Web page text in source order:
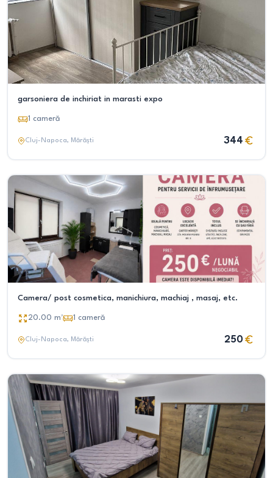
garsoniera de inchiriat in marasti expo
1 cameră
Cluj-Napoca, Mărăști 344
Camera/ post cosmetica, manichiura, machiaj , masaj, etc.
20.00 m² 1 cameră
Cluj-Napoca, Mărăști 250